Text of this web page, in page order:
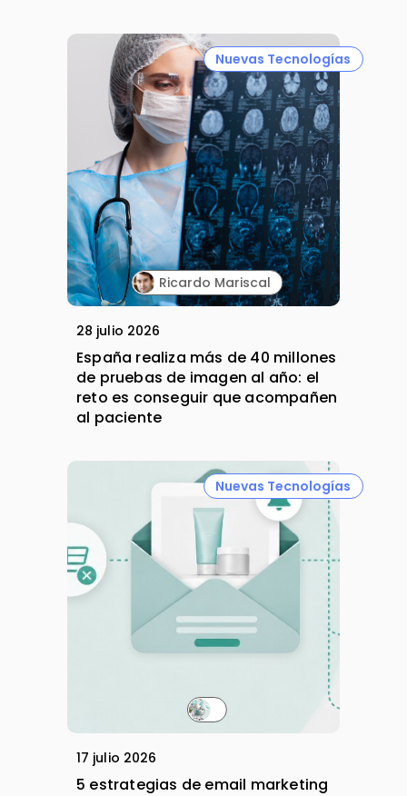
Nuevas Tecnologías
Ricardo Mariscal
28 julio 2026
España realiza más de 40 millones
de pruebas de imagen al año: el
reto es conseguir que acompañen
al paciente
Nuevas Tecnologías
17 julio 2026
5 estrategias de email marketing